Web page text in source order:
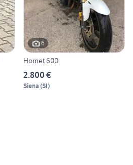
6
Hornet 600
2.800 €
Siena (SI)